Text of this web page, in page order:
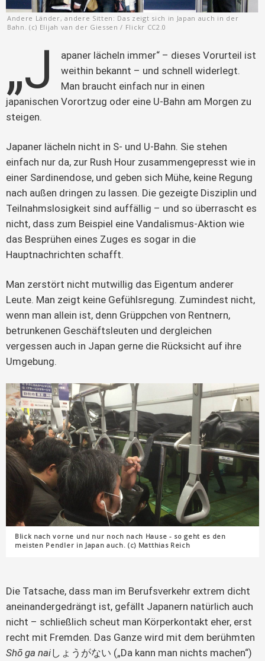
Andere Länder, andere Sitten: Das zeigt sich in Japan auch in der
Bahn. (c) Elijah van der Giessen / Flickr CC2.0
„J
apaner lächeln immer“ – dieses Vorurteil ist
weithin bekannt – und schnell widerlegt.
Man braucht einfach nur in einen
japanischen Vorortzug oder eine U-Bahn am Morgen zu
steigen.
Japaner lächeln nicht in S- und U-Bahn. Sie stehen
einfach nur da, zur Rush Hour zusammengepresst wie in
einer Sardinendose, und geben sich Mühe, keine Regung
nach außen dringen zu lassen. Die gezeigte Disziplin und
Teilnahmslosigkeit sind auffällig – und so überrascht es
nicht, dass zum Beispiel eine Vandalismus-Aktion wie
das Besprühen eines Zuges es sogar in die
Hauptnachrichten schafft.
Man zerstört nicht mutwillig das Eigentum anderer
Leute. Man zeigt keine Gefühlsregung. Zumindest nicht,
wenn man allein ist, denn Grüppchen von Rentnern,
betrunkenen Geschäftsleuten und dergleichen
vergessen auch in Japan gerne die Rücksicht auf ihre
Umgebung.
Blick nach vorne und nur noch nach Hause - so geht es den
meisten Pendler in Japan auch. (c) Matthias Reich
Die Tatsache, dass man im Berufsverkehr extrem dicht
aneinandergedrängt ist, gefällt Japanern natürlich auch
nicht – schließlich scheut man Körperkontakt eher, erst
recht mit Fremden. Das Ganze wird mit dem berühmten
Shō ga naiしょうがない („Da kann man nichts machen“)